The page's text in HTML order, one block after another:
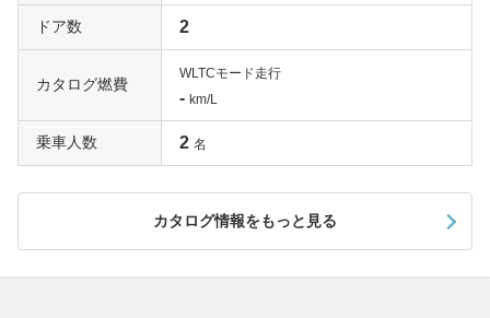
ドア数 2
カタログ燃費
WLTCモード走行
- km/L
乗車人数 2 名
カタログ情報をもっと見る